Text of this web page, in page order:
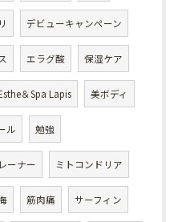
デビューキャンペーン
エラグ酸 保湿ケア
＆Spa Lapis 美ボディ
ル 勉強
ーナー ミトコンドリア
筋肉痛 サーフィン